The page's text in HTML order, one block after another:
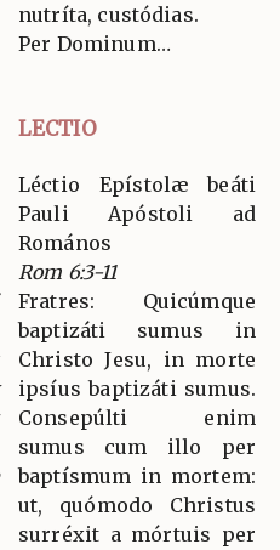
nutríta, custódias.
Per Dominum…
LECTIO
Léctio Epístolæ beáti
Pauli Apóstoli ad
Romános
Rom 6:3-11
Fratres: Quicúmque
baptizáti sumus in
Christo Jesu, in morte
ipsíus baptizáti sumus.
Consepúlti enim
sumus cum illo per
baptísmum in mortem:
ut, quómodo Christus
surréxit a mórtuis per